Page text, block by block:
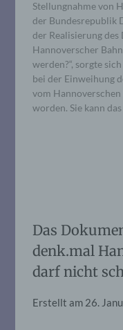
Stellungnahme von
der Bundesrepublik
der Realisierung
Hannoverscher
werden?“, sorgte
bei der Einweihung
vom
worden. Sie kann
Das
denk.mal
darf nicht
Erstellt am 26.